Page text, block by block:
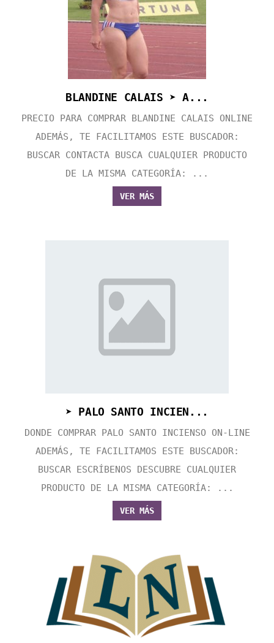
BLANDINE CALAIS ➤ A...
PRECIO PARA COMPRAR BLANDINE CALAIS ONLINE
ADEMÁS, TE FACILITAMOS ESTE BUSCADOR:
BUSCAR CONTACTA BUSCA CUALQUIER PRODUCTO
DE LA MISMA CATEGORÍA: ...
VER MÁS
➤ PALO SANTO INCIEN...
DONDE COMPRAR PALO SANTO INCIENSO ON-LINE
ADEMÁS, TE FACILITAMOS ESTE BUSCADOR:
BUSCAR ESCRÍBENOS DESCUBRE CUALQUIER
PRODUCTO DE LA MISMA CATEGORÍA: ...
VER MÁS